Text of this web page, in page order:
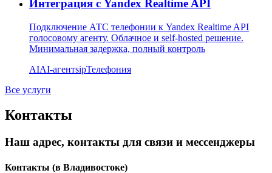
Интеграция с Yandex Realtime API
Подключение АТС телефонии к Yandex Realtime API
голосовому агенту. Облачное и self-hosted решение.
Минимальная задержка, полный контроль
AIAI-агентsipТелефония
Все услуги
Контакты
Наш адрес, контакты для связи и мессенджеры
Контакты (в Владивостоке)